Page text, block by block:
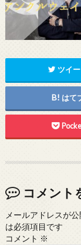
ツイ
はて
コメント
メールアドレスが
は必須項目です
コメント ※